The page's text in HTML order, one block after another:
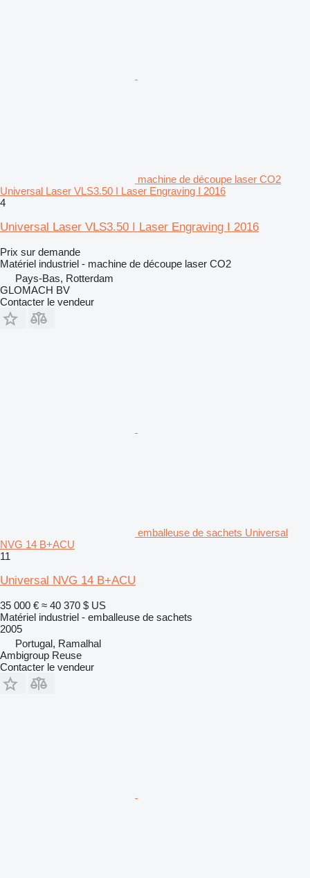
machine de découpe laser CO2
Universal Laser VLS3.50 I Laser Engraving I 2016
4
Universal Laser VLS3.50 I Laser Engraving I 2016
Prix sur demande
Matériel industriel - machine de découpe laser CO2
Pays-Bas, Rotterdam
GLOMACH BV
Contacter le vendeur
emballeuse de sachets Universal
NVG 14 B+ACU
11
Universal NVG 14 B+ACU
35 000 € ≈ 40 370 $ US
Matériel industriel - emballeuse de sachets
2005
Portugal, Ramalhal
Ambigroup Reuse
Contacter le vendeur